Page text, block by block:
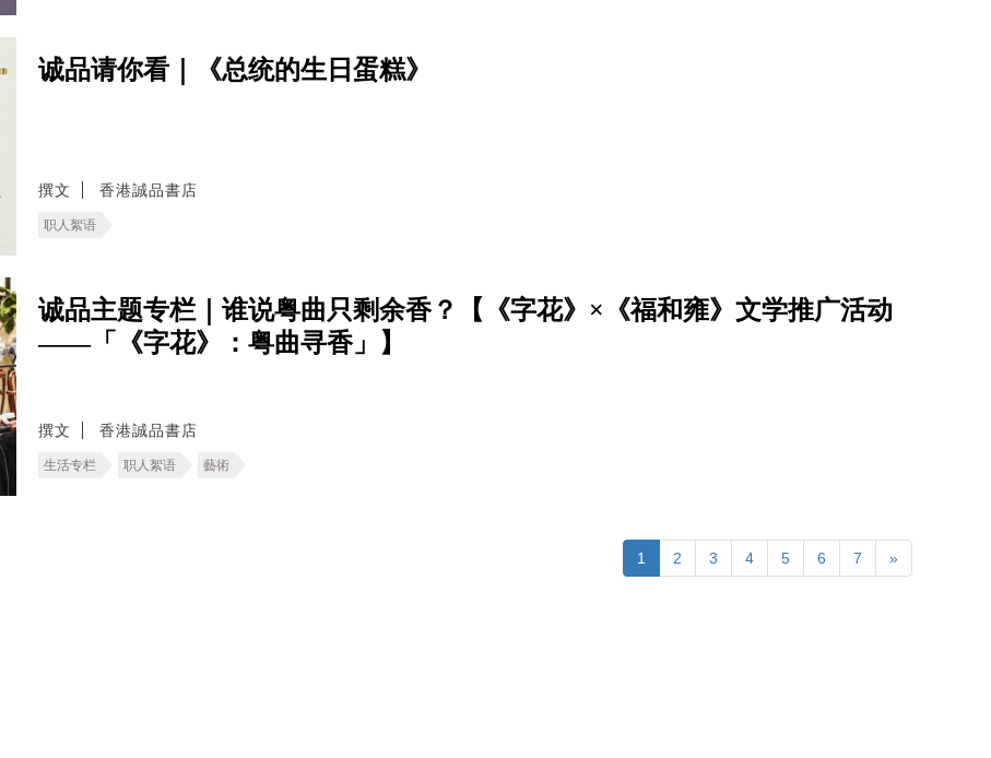
诚品请你看｜《总统的生日蛋糕》
撰文 香港誠品書店
职人絮语
诚品主题专栏｜谁说粤曲只剩余香？【《字花》×《福和雍》文学推广活动
——「《字花》：粤曲寻香」】
撰文 香港誠品書店
生活专栏 职人絮语 藝術
1 2 3 4 5 6 7 »